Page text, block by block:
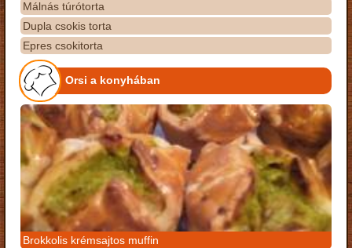
Málnás túrótorta
Dupla csokis torta
Epres csokitorta
Orsi a konyhában
Brokkolis krémsajtos muffin